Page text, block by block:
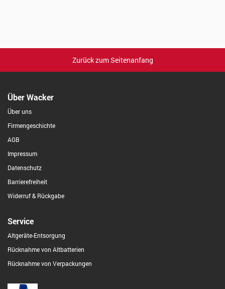
Zurück zum Seitenanfang
Über Wacker
Über uns
Firmengeschichte
AGB
Impressum
Datenschutz
Barrierefreiheit
Widerruf & Rückgabe
Service
Altgeräte-Entsorgung
Rücknahme von Altbatterien
Rücknahme von Verpackungen